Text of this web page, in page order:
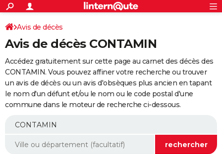
ACTUALITÉS
Politique
Société
Faits Divers
Education
Monde
Villes
+
SPORT
Coupe du monde 2026
Football
Tennis
Cyclisme
Rugby
Forum
Programme TV
TNT
Streaming
Cinéma
Sorties cinéma
Musique
+
FINANCE
Impôts
Immobilier
Risques naturels par ville
Banque
Assurance
Crédit
AUTO
Essais
Réserver un essai
Citadines
Berlines
SUV
Forum auto
+
Mobiles
Meilleur smartphone
Internet
Ordinateurs
Jeux vidéo
Guide high-tech
Aménagement intérieur
Avis de décès
Avis de décès CONTAMIN
Accédez gratuitement sur cette page au carnet des décès des
CONTAMIN. Vous pouvez affiner votre recherche ou trouver
un avis de décès ou un avis d'obsèques plus ancien en tapant
le nom d'un défunt et/ou le nom ou le code postal d'une
commune dans le moteur de recherche ci-dessous.